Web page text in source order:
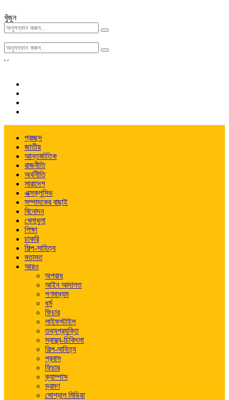
খুঁজুন
, ,
প্রচ্ছদ
জাতীয়
আন্তর্জাতিক
রাজনীতি
অর্থনীতি
সারাদেশ
এক্সক্লুসিভ
সম্পাদকের বাছাই
বিনোদন
খেলাধুলা
শিক্ষা
চাকরি
শিল্প-সাহিত্য
মতামত
আরও
অপরাধ
আইন আদালত
গণমাধ্যম
ধর্ম
ফিচার
লাইফস্টাইল
তথ্যপ্রযুক্তি
স্বাস্থ্য-চিকিৎসা
শিল্প-সাহিত্য
প্রবাস
ফিচার
ক্যাম্পাস
ভ্রমণ
সোশ্যাল মিডিয়া